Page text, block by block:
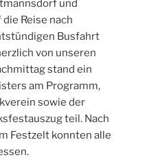
und
Reise nach
Busfahrt
von unseren
stand ein
am Programm,
sowie der
teil. Nach
Festzelt konnten alle